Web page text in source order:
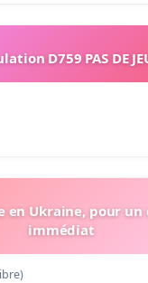
D759 PAS DE
en Ukraine, pour un
immédiat